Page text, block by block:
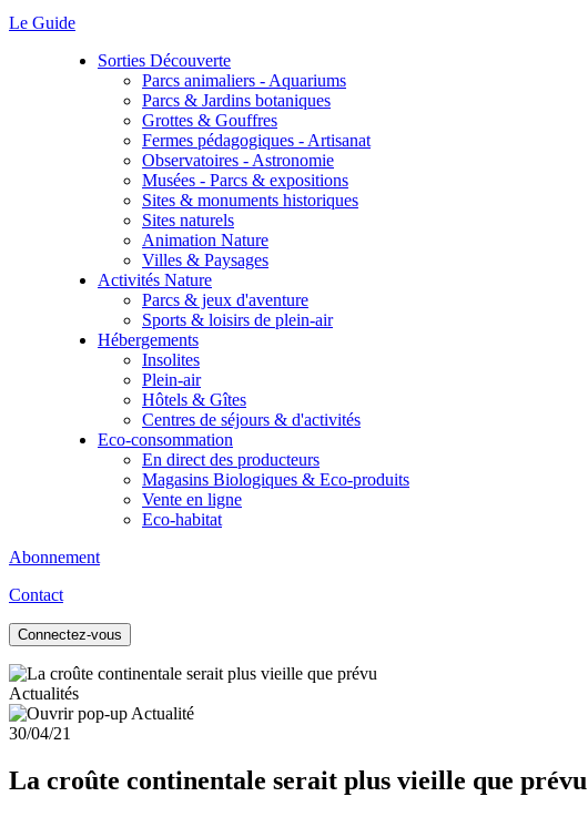
Le Guide
Sorties Découverte
Parcs animaliers - Aquariums
Parcs & Jardins botaniques
Grottes & Gouffres
Fermes pédagogiques - Artisanat
Observatoires - Astronomie
Musées - Parcs & expositions
Sites & monuments historiques
Sites naturels
Animation Nature
Villes & Paysages
Activités Nature
Parcs & jeux d'aventure
Sports & loisirs de plein-air
Hébergements
Insolites
Plein-air
Hôtels & Gîtes
Centres de séjours & d'activités
Eco-consommation
En direct des producteurs
Magasins Biologiques & Eco-produits
Vente en ligne
Eco-habitat
Abonnement
Contact
Connectez-vous
Actualités
30/04/21
La croûte continentale serait plus vieille que prévu